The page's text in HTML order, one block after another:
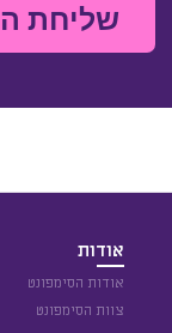
שליחת
אודות
אודות הסימפונט
צוות הסימפונט